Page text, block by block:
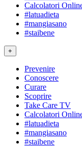
Calcolatori
#latuadieta
#mangiasano
#staibene
+
Prevenire
Conoscere
Curare
Scoprire
Take Care TV
Calcolatori
#latuadieta
#mangiasano
#staibene